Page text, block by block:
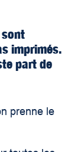
sont
imprimés.
part de
prenne le